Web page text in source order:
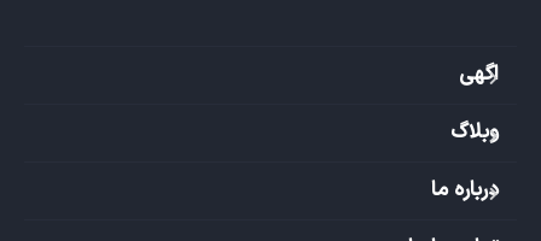
اگهی
وبلاگ
درباره ما